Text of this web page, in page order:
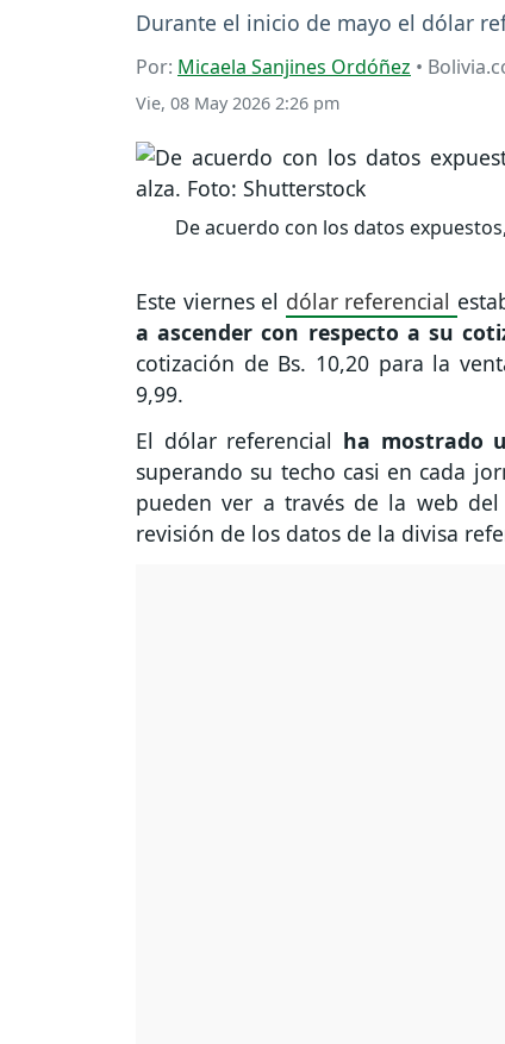
Durante el inicio de mayo el dólar
Por: Micaela Sanjines Ordóñez •
Vie, 08 May 2026 2:26 pm
De acuerdo con los datos
Este viernes el dólar referencial
a ascender con respecto a su
cotización de Bs. 10,20 para la
9,99.
El dólar referencial ha mostrado
superando su techo casi en cada
pueden ver a través de la web
revisión de los datos de la divisa